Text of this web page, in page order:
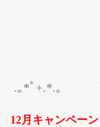
.｡*ﾟ+.*.｡ ﾟ
12月キャンペーン